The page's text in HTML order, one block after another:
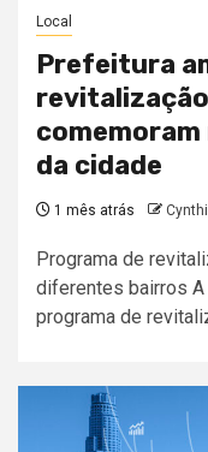
Local
Prefeitura
da cidade
1 mês atrás
Programa de
diferentes bairros A
programa de